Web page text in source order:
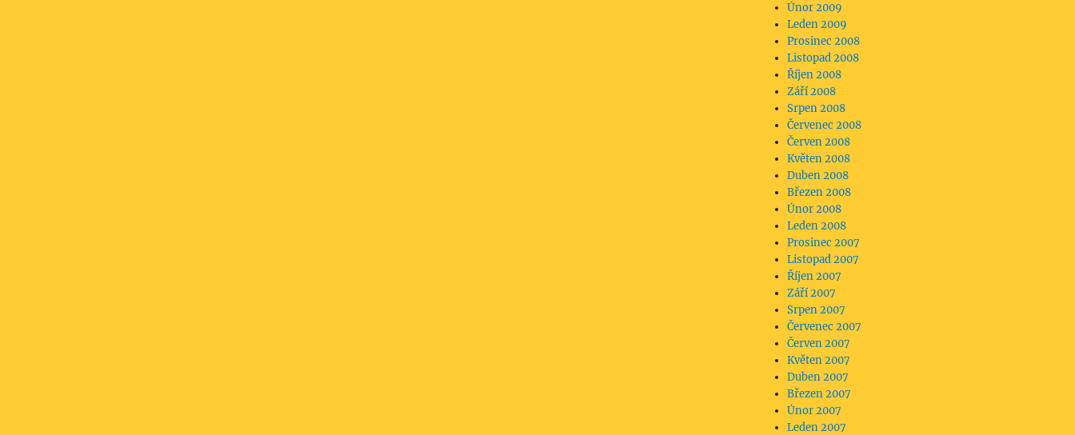
Únor 2009
Leden 2009
Prosinec 2008
Listopad 2008
Říjen 2008
Září 2008
Srpen 2008
Červenec 2008
Červen 2008
Květen 2008
Duben 2008
Březen 2008
Únor 2008
Leden 2008
Prosinec 2007
Listopad 2007
Říjen 2007
Září 2007
Srpen 2007
Červenec 2007
Červen 2007
Květen 2007
Duben 2007
Březen 2007
Únor 2007
Leden 2007